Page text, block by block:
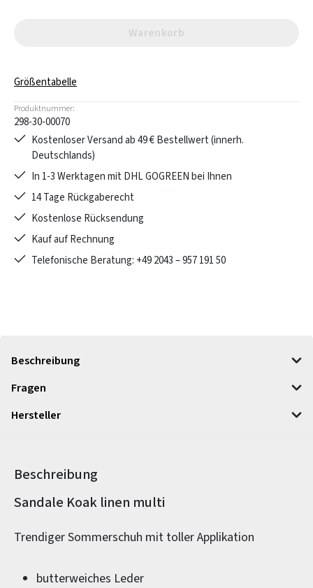
Warenkorb
Größentabelle
Produktnummer:
298-30-00070
Kostenloser Versand ab 49 € Bestellwert (innerh.
Deutschlands)
In 1-3 Werktagen mit DHL GOGREEN bei Ihnen
14 Tage Rückgaberecht
Kostenlose Rücksendung
Kauf auf Rechnung
Telefonische Beratung: +49 2043 – 957 191 50
Beschreibung
Fragen
Hersteller
Beschreibung
Produktinformationen
Sandale Koak linen multi
Trendiger Sommerschuh mit toller Applikation
butterweiches Leder